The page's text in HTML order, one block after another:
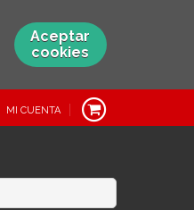
Aceptar
cookies
MI CUENTA